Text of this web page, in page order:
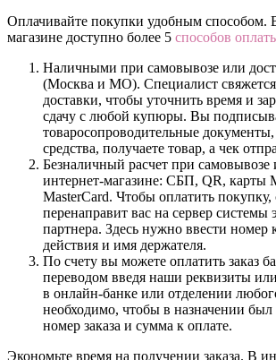
Оплачивайте покупки удобным способом.
магазине доступно более 5 способов
Наличными при самовывозе или
(Москва и МО). Специалист
доставки, чтобы уточнить время и
сдачу с любой купюры. Вы
товаросопроводительные
средства, получаете товар, а чек
Безналичный расчет при
интернет-магазине: СБП, QR, карты
MasterCard. Чтобы оплатить покупку,
перенаправит вас на сервер системы
партнера. Здесь нужно ввести номер
действия и имя держателя.
По счету вы можете оплатить заказ
переводом введя наши реквизиты
в онлайн-банке или отделении
необходимо, чтобы в назначении был
номер заказа и сумма к оплате.
Экономьте время на получении заказа. В